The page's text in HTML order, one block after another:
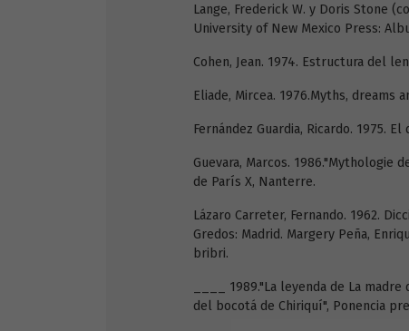
Lange, Frederick W. y Doris Stone
University of New Mexico Press:
Cohen, Jean. 1974. Estructura del
Eliade, Mircea. 1976.Myths, dreams
Fernández Guardia, Ricardo. 1975.
Guevara, Marcos. 1986."Mythologie
de París X, Nanterre.
Lázaro Carreter, Fernando. 1962.
Gredos: Madrid. Margery Peña,
bribri.
____ 1989."La leyenda de La
del bocotá de Chiriquí", Ponencia